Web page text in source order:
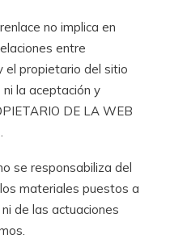
no implica en
entre
el propietario del sitio
la aceptación y
DE LA WEB
se responsabiliza del
materiales puestos a
de las actuaciones